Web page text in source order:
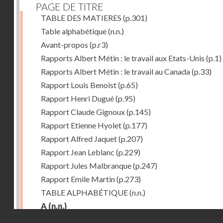
PAGE DE TITRE
TABLE DES MATIERES (p.301)
Table alphabétique(n.n.)
Avant-propos (p.r3)
Rapports Albert Métin : le travail aux Etats-Unis (p.1)
Rapports Albert Métin : le travail au Canada(p.33)
Rapport Louis Benoist(p.65)
Rapport Henri Dugué(p.95)
Rapport Claude Gignoux(p.145)
Rapport Etienne Hyolet(p.177)
Rapport Alfred Jaquet(p.207)
Rapport Jean Leblanc (p.229)
Rapport Jules Malbranque(p.247)
Rapport Emile Martin(p.273)
TABLE ALPHABÉTIQUE(n.n.)
A (n.n.)